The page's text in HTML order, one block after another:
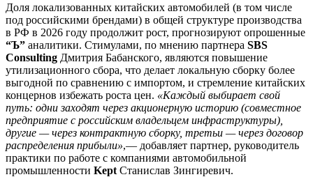
Доля локализованных китайских автомобилей (в том числе
под российскими брендами) в общей структуре производства
в РФ в 2026 году продолжит рост, прогнозируют опрошенные
“Ъ” аналитики. Стимулами, по мнению партнера SBS
Consulting Дмитрия Бабанского, являются повышение
утилизационного сбора, что делает локальную сборку более
выгодной по сравнению с импортом, и стремление китайских
концернов избежать роста цен. «Каждый выбирает свой
путь: одни заходят через акционерную историю (совместное
предприятие с российским владельцем инфраструктуры),
другие — через контрактную сборку, третьи — через договор
распределения прибыли»,— добавляет партнер, руководитель
практики по работе с компаниями автомобильной
промышленности Kept Станислав Зингиревич.